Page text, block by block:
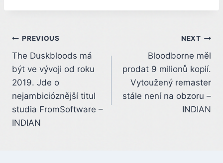
Post
navigation
PREVIOUS
The Duskbloods má
být ve vývoji od roku
2019. Jde o
nejambicióznější titul
studia FromSoftware –
INDIAN
NEXT
Bloodborne měl
prodat 9 milionů kopií.
Vytoužený remaster
stále není na obzoru –
INDIAN